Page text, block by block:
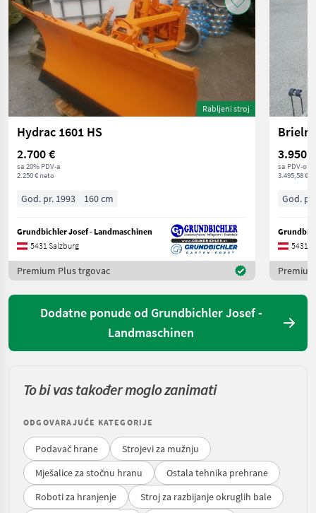
Rabljeni stroj
Hydrac 1601 HS
2.700 €
sa 20% PDV-a
2.250 € neto
God. pr. 1993 160 cm
Grundbichler Josef - Landmaschinen
5431 Salzburg
Premium Plus trgovac
3.950 €
sa PDV-om
3.495,58 €
God.
5431
Dodatne ponude od Grundbichler Josef -
Landmaschinen
To bi vas također moglo zanimati
ODGOVARAJUĆE KATEGORIJE
Podavač hrane
Strojevi za mužnju
Mješalice za stočnu hranu
Ostala tehnika prehrane
Roboti za hranjenje
Stroj za razbijanje okruglih bale